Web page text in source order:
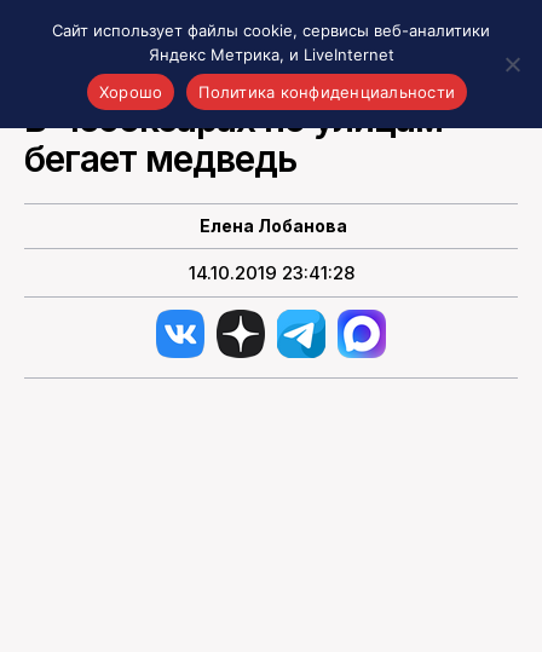
Акценты
Проекты 7 инфо
Здоровье
Новости кино и ТВ
Новости России
НОВОСТИ РОССИИ
В Чебоксарах по улицам
бегает медведь
Елена Лобанова
14.10.2019 23:41:28
Сайт использует файлы cookie, сервисы веб-аналитики
Яндекс Метрика, и LiveInternet
Хорошо
Политика конфиденциальности